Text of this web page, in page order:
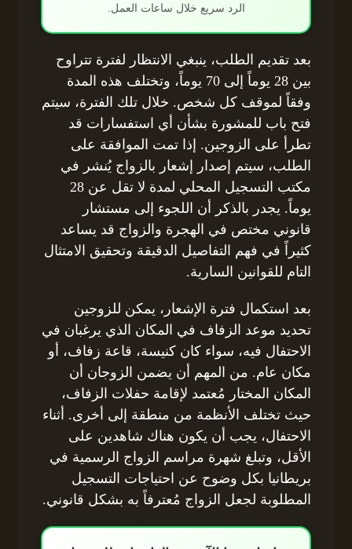
الرد سريع خلال ساعات العمل.
بعد تقديم الطلب، ينبغي الانتظار لفترة تتراوح
بين 28 يوماً إلى 70 يوماً، وتختلف هذه المدة
وفقاً لموقف كل شخص. خلال تلك الفترة، سيتم
فتح باب للمشورة بشأن أي استفسارات قد
تطرأ على الزوجين. إذا تمت الموافقة على
الطلب، سيتم إصدار إشعار بالزواج يُنشر في
مكتب التسجيل المحلي لمدة لا تقل عن 28
يوماً. يجدر بالذكر أن اللجوء إلى مستشار
قانوني مختص في الهجرة والزواج قد يساعد
كثيراً في فهم التفاصيل الدقيقة وتحقيق الامتثال
التام للقوانين السارية.
بعد استكمال فترة الإشعار، يمكن للزوجين
تحديد موعد الزفاف في المكان الذي يرغبان في
الاحتفال فيه، سواء كان كنيسة، قاعة زفاف، أو
مكان عام. من المهم أن يضمن الزوجان أن
المكان المختار مُعتمد لإقامة حفلات الزفاف،
حيث تختلف الأنظمة من منطقة إلى أخرى. أثناء
الاحتفال، يجب أن يكون هناك شاهدين على
الأقل، وتبلغ شهرة مراسم الزواج الرسمية في
بريطانيا بكل وضوح عن احتياجات التسجيل
المطلوبة لجعل الزواج مُعترفاً به بشكل قانوني.